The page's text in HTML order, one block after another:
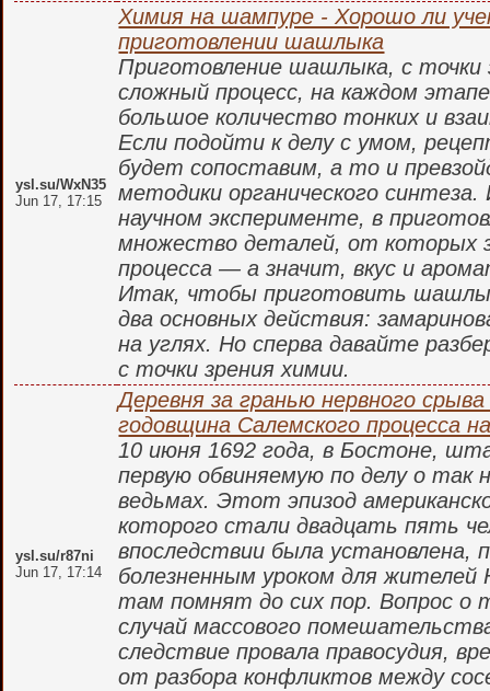
ysl.su/WxN35
Jun 17, 17:15
Химия на шампуре - Хорошо ли
приготовлении шашлыка
Приготовление шашлыка, с точки
сложный процесс, на каждом
большое количество тонких и
Если подойти к делу с умом,
будет сопоставим, а то и
методики органического синтеза.
научном эксперименте, в
множество деталей, от которых
процесса — а значит, вкус и
Итак, чтобы приготовить
два основных действия:
на углях. Но сперва давайте
с точки зрения химии.
ysl.su/r87ni
Jun 17, 17:14
Деревня за гранью нервного
годовщина Салемского процесса
10 июня 1692 года, в Бостоне,
первую обвиняемую по делу о так
ведьмах. Этот эпизод
которого стали двадцать пять
впоследствии была установлена,
болезненным уроком для
там помнят до сих пор. Вопрос
случай массового
следствие провала правосудия,
от разбора конфликтов между